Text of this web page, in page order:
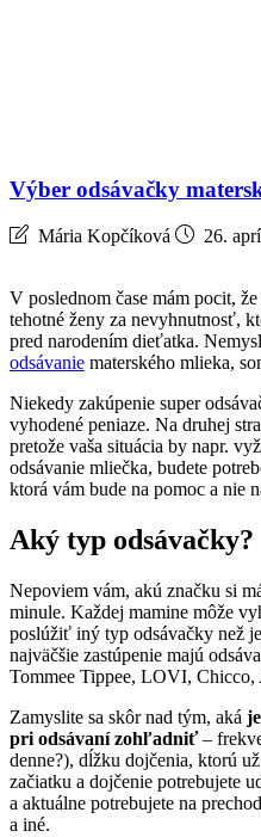
Výber odsávačky
Mária Kopčíková 26.
V poslednom čase mám pocit,
tehotné ženy za nevyhnutnosť,
pred narodením dieťatka.
odsávanie materského mlieka,
Niekedy zakúpenie super
vyhodené peniaze. Na druhej
pretože vaša situácia by napr.
odsávanie mliečka, budete
ktorá vám bude na pomoc a nie
Aký typ odsávačky?
Nepoviem vám, akú značku si
minule. Každej mamine môže
poslúžiť iný typ odsávačky než
najväčšie zastúpenie majú
Tommee Tippee, LOVI, Chicco,
Zamyslite sa skôr nad tým, aká
pri odsávaní zohľadniť–
denne?), dĺžku dojčenia, ktorú
začiatku a dojčenie potrebujete
a aktuálne potrebujete na
a iné.